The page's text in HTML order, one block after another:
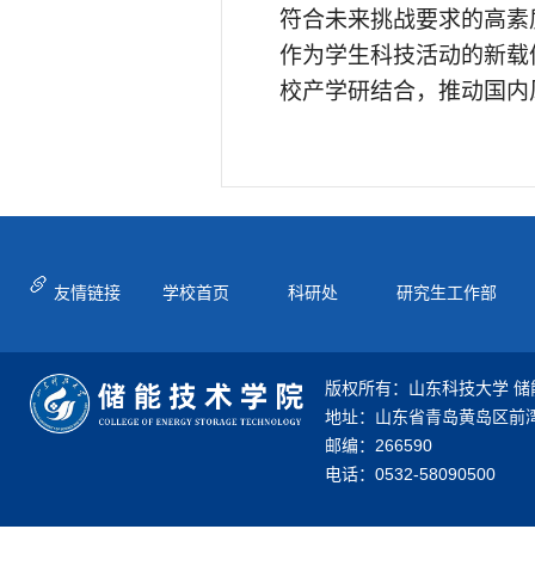
符合未来挑战要求的高
作为学生科技活动的新
校产学研结合，推动国
友情链接 学校首页 科研处 研究生工作部
版权所有：山东科技大学
地址：山东省青岛黄岛区前
邮编：266590
电话：0532-58090500